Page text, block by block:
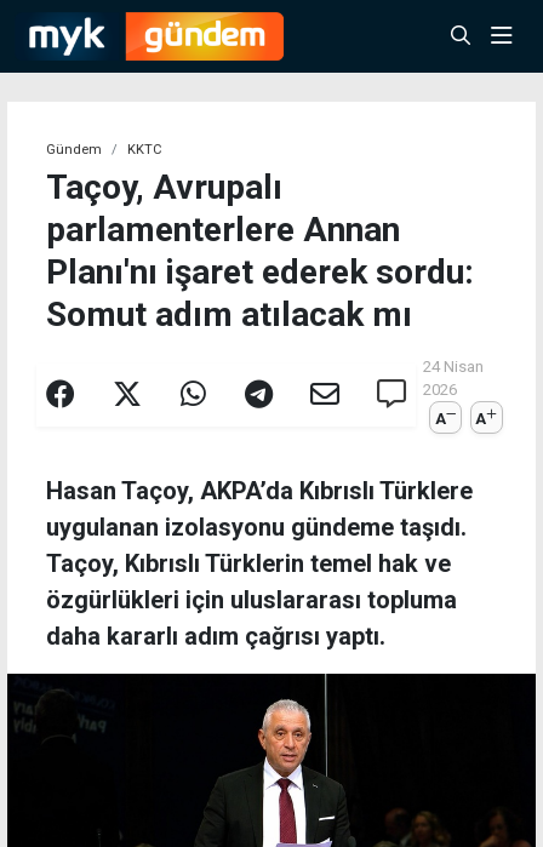
Gündem KKTC
Taçoy, Avrupalı
parlamenterlere Annan
Planı'nı işaret ederek sordu:
Somut adım atılacak mı
24 Nisan
2026
A
A
Hasan Taçoy, AKPA’da Kıbrıslı Türklere
uygulanan izolasyonu gündeme taşıdı.
Taçoy, Kıbrıslı Türklerin temel hak ve
özgürlükleri için uluslararası topluma
daha kararlı adım çağrısı yaptı.